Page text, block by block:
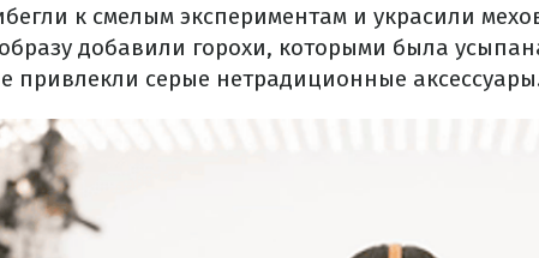
к смелым экспериментам и украсили
добавили горохи, которыми была
привлекли серые нетрадиционные